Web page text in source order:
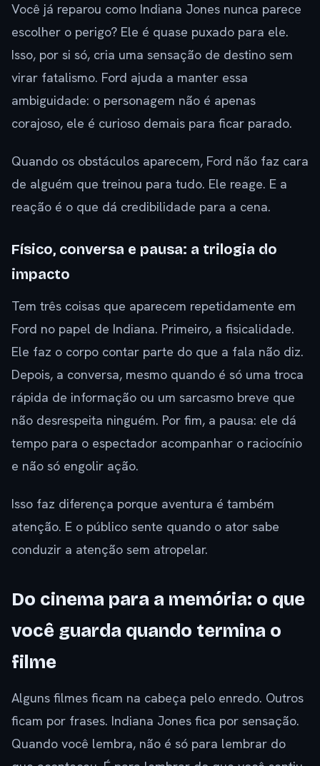
Você já reparou como Indiana Jones nunca parece
escolher o perigo? Ele é quase puxado para ele.
Isso, por si só, cria uma sensação de destino sem
virar fatalismo. Ford ajuda a manter essa
ambiguidade: o personagem não é apenas
corajoso, ele é curioso demais para ficar parado.
Quando os obstáculos aparecem, Ford não faz cara
de alguém que treinou para tudo. Ele reage. E a
reação é o que dá credibilidade para a cena.
Físico, conversa e pausa: a trilogia do
impacto
Tem três coisas que aparecem repetidamente em
Ford no papel de Indiana. Primeiro, a fisicalidade.
Ele faz o corpo contar parte do que a fala não diz.
Depois, a conversa, mesmo quando é só uma troca
rápida de informação ou um sarcasmo breve que
não desrespeita ninguém. Por fim, a pausa: ele dá
tempo para o espectador acompanhar o raciocínio
e não só engolir ação.
Isso faz diferença porque aventura é também
atenção. E o público sente quando o ator sabe
conduzir a atenção sem atropelar.
Do cinema para a memória: o que
você guarda quando termina o
filme
Alguns filmes ficam na cabeça pelo enredo. Outros
ficam por frases. Indiana Jones fica por sensação.
Quando você lembra, não é só para lembrar do